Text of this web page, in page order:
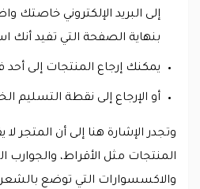
إلى البريد الإلكتروني خاصتك
بنهاية الصفحة التي تفيد أنك
يمكنك إرجاع المنتجات إلى أحد
أو الإرجاع إلى نقطة التسليم
وتجدر الإشارة هنا إلى أن المتجر
المنتجات مثل الأقراط، والجوارب
والاكسسوارات التي توضع بالشعر